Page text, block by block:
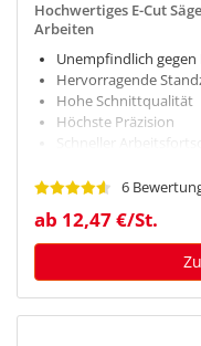
Hochwertiges E-Cut
Arbeiten
Unempfindlich
Hervorragende
Hohe Schnittqualität
Höchste Präzision
Schneller
6
ab 12,47 €/St.